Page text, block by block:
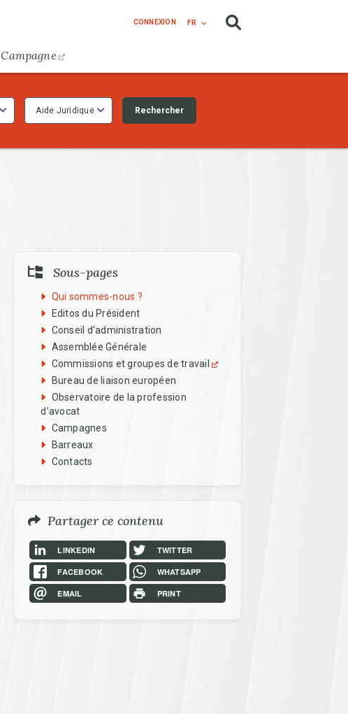
Campagne
CONNEXION FR
Aide Juridique Rechercher
Sous-pages
Qui sommes-nous ?
Editos du Président
Conseil d'administration
Assemblée Générale
Commissions et groupes de travail
Bureau de liaison européen
Observatoire de la profession
d’avocat
Campagnes
Barreaux
Contacts
Partager ce contenu
LINKEDIN TWITTER
FACEBOOK WHATSAPP
EMAIL PRINT